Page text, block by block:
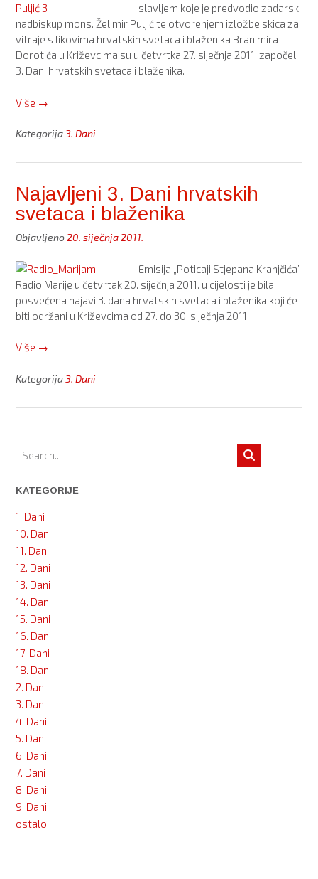
slavljem koje je predvodio zadarski
nadbiskup mons. Želimir Puljić te otvorenjem izložbe skica za
vitraje s likovima hrvatskih svetaca i blaženika Branimira
Dorotića u Križevcima su u četvrtka 27. siječnja 2011. započeli
3. Dani hrvatskih svetaca i blaženika.
Više “Započeli
Dani
svetaca
blaženika
(1.
–
bl.
Marije
Propetoga
Isusa
→
Kategorija 3. Dani
Najavljeni 3. Dani hrvatskih
svetaca i blaženika
Objavljeno20. siječnja 2011.
Emisija „Poticaji Stjepana Kranjčića”
Radio Marije u četvrtak 20. siječnja 2011. u cijelosti je bila
posvećena najavi 3. dana hrvatskih svetaca i blaženika koji će
biti održani u Križevcima od 27. do 30. siječnja 2011.
Više “Najavljeni
Dani
svetaca
→
Kategorija 3. Dani
KATEGORIJE
1. Dani
10. Dani
11. Dani
12. Dani
13. Dani
14. Dani
15. Dani
16. Dani
17. Dani
18. Dani
2. Dani
3. Dani
4. Dani
5. Dani
6. Dani
7. Dani
8. Dani
9. Dani
ostalo